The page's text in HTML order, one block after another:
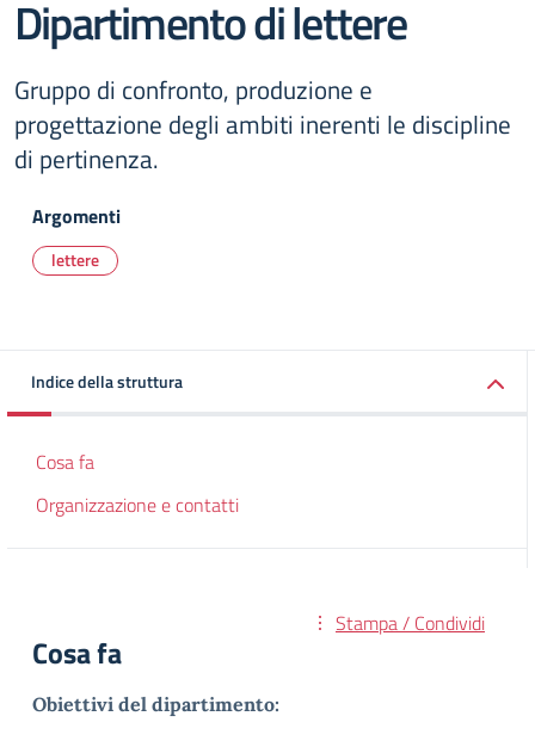
Dipartimento di lettere
Gruppo di confronto, produzione e
progettazione degli ambiti inerenti le discipline
di pertinenza.
Argomenti
lettere
Indice della struttura
Cosa fa
Organizzazione e contatti
Stampa / Condividi
Cosa fa
Obiettivi del dipartimento: